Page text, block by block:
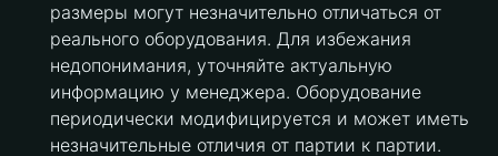
размеры могут незначительно отличаться от
реального оборудования. Для избежания
недопонимания, уточняйте актуальную
информацию у менеджера. Оборудование
периодически модифицируется и может иметь
незначительные отличия от партии к партии.